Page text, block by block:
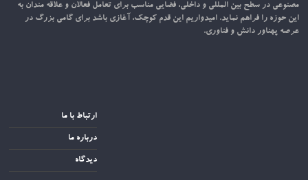
مصنوعی در سطح بین المللی و داخلی، فضایی مناسب برای تعامل فعالان و علاقه مندان به
این حوزه را فراهم نماید. امیدواریم این قدم کوچک، آغازی باشد برای گامی بزرگ در
عرصه پهناور دانش و فناوری.
ارتباط با ما
درباره ما
دیدگاه